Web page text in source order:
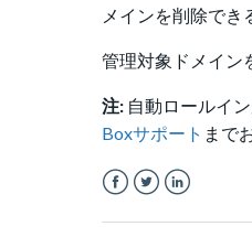
メインを削除でき
管理対象ドメイン
注: 自動ロールイ
Boxサポート まで